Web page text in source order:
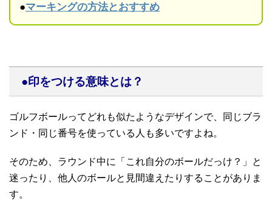
●マーキングの方法とおすすめ
●印をつける意味とは？
ゴルフボールってどれも似たようなデザインで、同じブラ
ンド・同じ番号を使っている人も多いですよね。
そのため、ラウンド中に「これ自分のボールだっけ？」と
迷ったり、他人のボールと見間違えたりすることがありま
す。